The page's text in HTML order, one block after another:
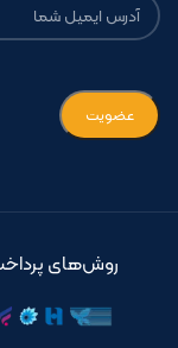
روش‌های